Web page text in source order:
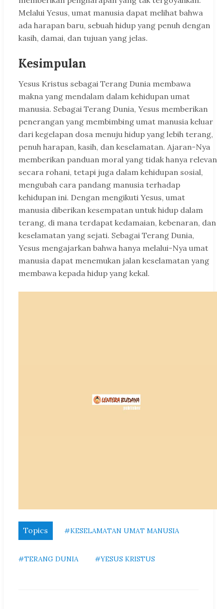
Melalui Yesus, umat manusia dapat melihat bahwa
ada harapan baru, sebuah hidup yang penuh dengan
kasih, damai, dan tujuan yang jelas.
Kesimpulan
Yesus Kristus sebagai Terang Dunia membawa
makna yang mendalam dalam kehidupan umat
manusia. Sebagai Terang Dunia, Yesus memberikan
penerangan yang membimbing umat manusia keluar
dari kegelapan dosa menuju hidup yang lebih terang,
penuh harapan, kasih, dan keselamatan. Ajaran-Nya
memberikan panduan moral yang tidak hanya relevan
secara rohani, tetapi juga dalam kehidupan sosial,
mengubah cara pandang manusia terhadap
kehidupan ini. Dengan mengikuti Yesus, umat
manusia diberikan kesempatan untuk hidup dalam
terang, di mana terdapat kedamaian, kebenaran, dan
keselamatan yang sejati. Sebagai Terang Dunia,
Yesus mengajarkan bahwa hanya melalui-Nya umat
manusia dapat menemukan jalan keselamatan yang
membawa kepada hidup yang kekal.
Topics #KESELAMATAN UMAT MANUSIA
#TERANG DUNIA #YESUS KRISTUS